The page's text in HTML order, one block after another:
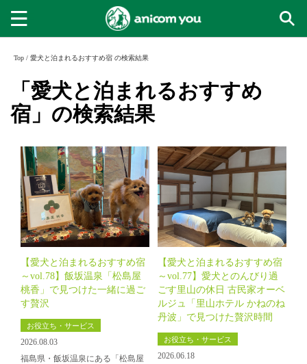
Top / 愛犬と泊まれるおすすめ宿 の検索結果
「愛犬と泊まれるおすすめ
宿」の検索結果
【愛犬と泊まれるおすすめ宿
～vol.78】飯坂温泉「松島屋
桃香」で見つけた一緒に過ご
す贅沢
お役立ち・サービス
2026.08.03
福島県・飯坂温泉にある「松島屋
【愛犬と泊まれるおすすめ宿
～vol.77】愛犬とのんびり過
ごす里山の休日 古民家オーベ
ルジュ「里山ホテル かねのね
丹波」で見つけた贅沢時間
お役立ち・サービス
2026.06.18